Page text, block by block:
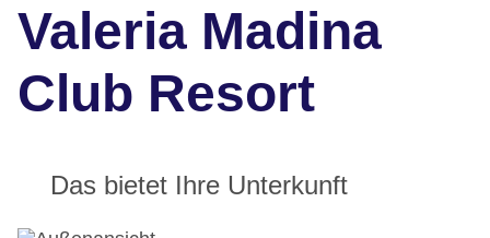
Valeria Madina
Club Resort
Das bietet Ihre Unterkunft